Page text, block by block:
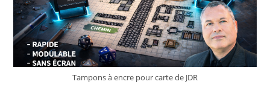
Tampons à encre pour carte de JDR